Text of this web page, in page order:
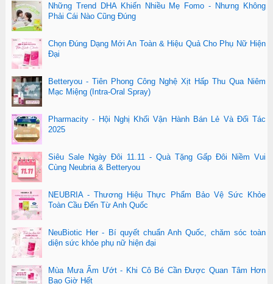
Những Trend DHA Khiến Nhiều Mẹ Fomo - Nhưng Không
Phải Cái Nào Cũng Đúng
Chọn Đúng Dạng Mới An Toàn & Hiệu Quả Cho Phụ Nữ Hiện
Đại
Betteryou - Tiên Phong Công Nghệ Xịt Hấp Thu Qua Niêm
Mạc Miệng (Intra-Oral Spray)
Pharmacity - Hội Nghị Khối Vận Hành Bán Lẻ Và Đối Tác
2025
Siêu Sale Ngày Đôi 11.11 - Quà Tặng Gấp Đôi Niềm Vui
Cùng Neubria & Betteryou
NEUBRIA - Thương Hiệu Thực Phẩm Bảo Vệ Sức Khỏe
Toàn Cầu Đến Từ Anh Quốc
NeuBiotic Her - Bí quyết chuẩn Anh Quốc, chăm sóc toàn
diện sức khỏe phụ nữ hiện đại
Mùa Mưa Ẩm Ướt - Khi Cô Bé Cần Được Quan Tâm Hơn
Bao Giờ Hết